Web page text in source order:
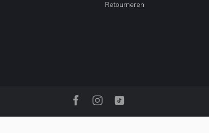
Retourneren